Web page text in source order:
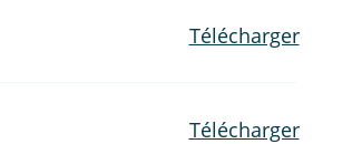
Télécharger
Télécharger